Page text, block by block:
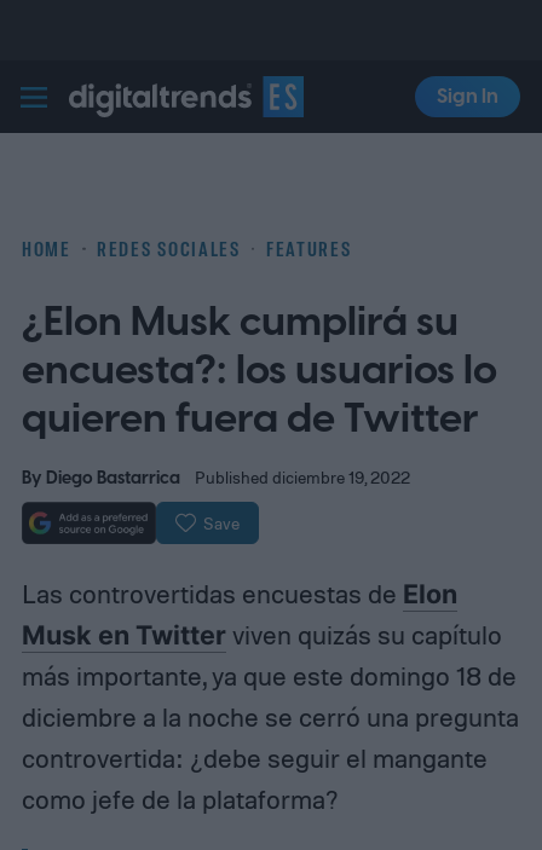
Digital Trends Español
Sign In
HOME REDES SOCIALES FEATURES
¿Elon Musk cumplirá su
encuesta?: los usuarios lo
quieren fuera de Twitter
By Diego Bastarrica Published diciembre 19, 2022
Save
Las controvertidas encuestas de Elon
Musk en Twitterviven quizás su capítulo
más importante, ya que este domingo 18 de
diciembre a la noche se cerró una pregunta
controvertida: ¿debe seguir el mangante
como jefe de la plataforma?